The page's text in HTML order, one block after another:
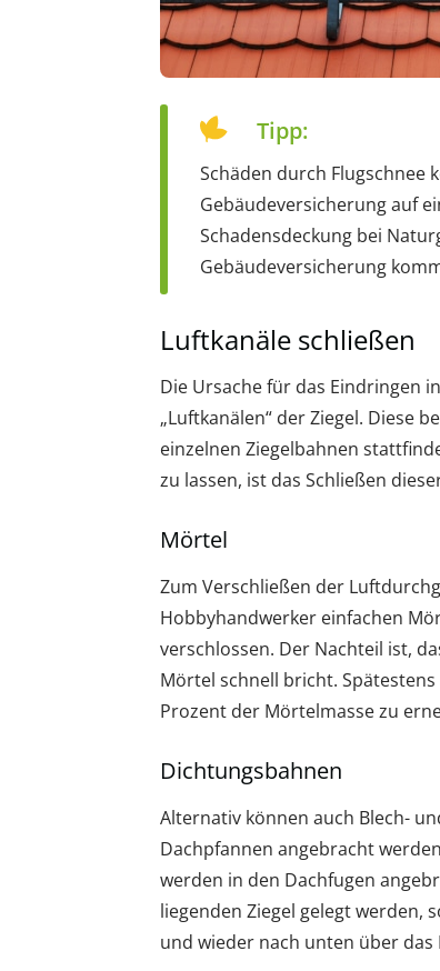
Tipp:
Schäden durch Flugschnee
Gebäudeversicherung auf
Schadensdeckung bei
Gebäudeversicherung
Luftkanäle schließen
Die Ursache für das Eindringen
„Luftkanälen“ der Ziegel. Diese
einzelnen Ziegelbahnen
zu lassen, ist das Schließen
Mörtel
Zum Verschließen der
Hobbyhandwerker einfachen
verschlossen. Der Nachteil ist,
Mörtel schnell bricht.
Prozent der Mörtelmasse zu
Dichtungsbahnen
Alternativ können auch Blech-
Dachpfannen angebracht
werden in den Dachfugen
liegenden Ziegel gelegt werden,
und wieder nach unten über das